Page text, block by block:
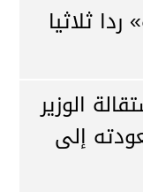
ثلاثيا
الوزير
إلى